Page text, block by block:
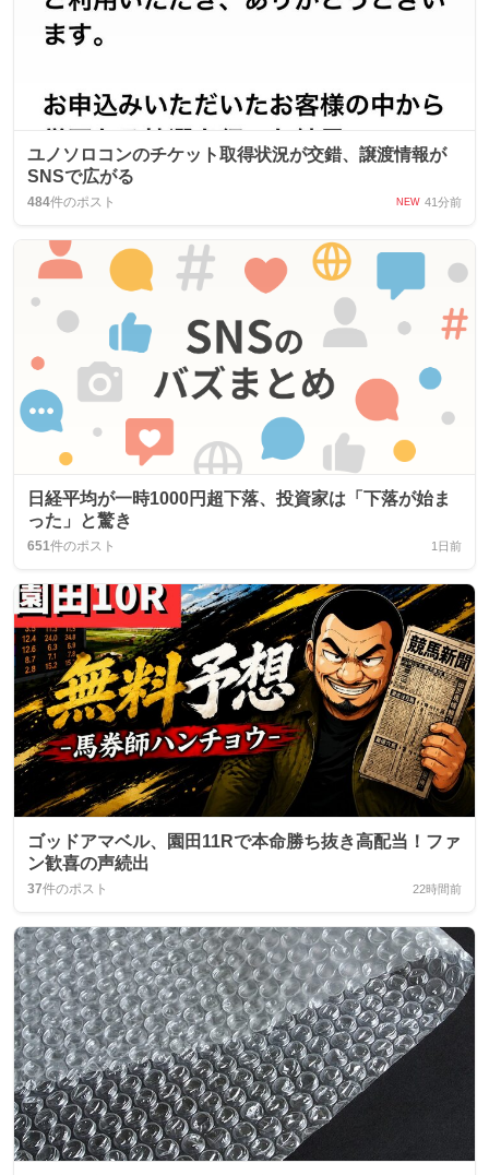
ユノソロコンのチケット取得状況が交錯、譲渡情報が
SNSで広がる
484件のポスト NEW 41分前
日経平均が一時1000円超下落、投資家は「下落が始ま
った」と驚き
651件のポスト 1日前
ゴッドアマベル、園田11Rで本命勝ち抜き高配当！ファ
ン歓喜の声続出
37件のポスト 22時間前